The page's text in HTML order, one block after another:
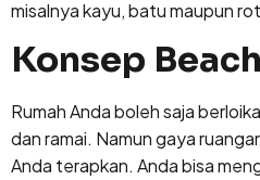
misalnya kayu, batu maupun
Konsep
Rumah Anda boleh saja
dan ramai. Namun gaya
Anda terapkan. Anda bisa